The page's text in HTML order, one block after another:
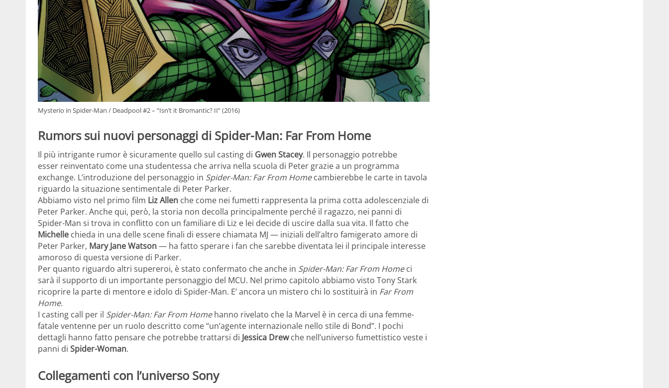
Mysterio in Spider-Man / Deadpool #2 – “Isn’t it Bromantic? II” (2016)
Rumors sui nuovi personaggi di Spider-Man: Far From Home
Il più intrigante rumor è sicuramente quello sul casting di Gwen Stacey. Il personaggio potrebbe
esser reinventato come una studentessa che arriva nella scuola di Peter grazie a un programma
exchange. L’introduzione del personaggio in Spider-Man: Far From Homecambierebbe le carte in tavola
riguardo la situazione sentimentale di Peter Parker.
Abbiamo visto nel primo film Liz Allen che come nei fumetti rappresenta la prima cotta adolescenziale di
Peter Parker. Anche qui, però, la storia non decolla principalmente perché il ragazzo, nei panni di
Spider-Man si trova in conflitto con un familiare di Liz e lei decide di uscire dalla sua vita. Il fatto che
Michelle chieda in una delle scene finali di essere chiamata MJ — iniziali dell’altro famigerato amore di
Peter Parker, Mary Jane Watson— ha fatto sperare i fan che sarebbe diventata lei il principale interesse
amoroso di questa versione di Parker.
Per quanto riguardo altri supereroi, è stato confermato che anche in Spider-Man: Far From Homeci
sarà il supporto di un importante personaggio del MCU. Nel primo capitolo abbiamo visto Tony Stark
ricoprire la parte di mentore e idolo di Spider-Man. E’ ancora un mistero chi lo sostituirà in Far From
Home.
I casting call per il Spider-Man: Far From Homehanno rivelato che la Marvel è in cerca di una femme-
fatale ventenne per un ruolo descritto come “un’agente internazionale nello stile di Bond”. I pochi
dettagli hanno fatto pensare che potrebbe trattarsi di Jessica Drewche nell’universo fumettistico veste i
panni di Spider-Woman.
Collegamenti con l’universo Sony